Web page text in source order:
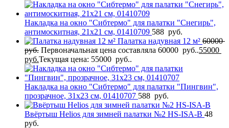
Накладка на окно "Сибтермо" для палатки "Снегирь",
антимоскитная, 21х21 см, 01410709 588 руб.
Палатка надувная 12 м² 60000
руб. Первоначальная цена составляла 60000 руб..55000
руб.Текущая цена: 55000 руб..
Накладка на окно "Сибтермо" для палатки "Пингвин",
прозрачное, 31х23 см, 01410707 588 руб.
Ввёртыш Helios для зимней палатки №2 HS-ISA-B 48
руб.